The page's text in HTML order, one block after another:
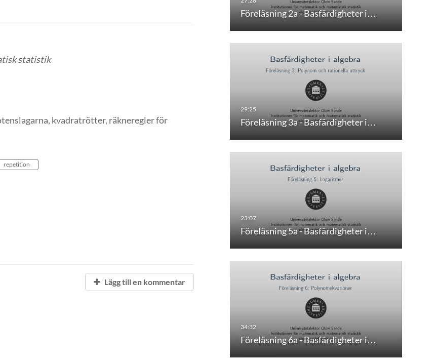
Föreläsning 2a - Basfärdigheter i…
Föreläsning 3a - Basfärdigheter i…
Föreläsning 5a - Basfärdigheter i…
Föreläsning 6a - Basfärdigheter i…
statistik
kvadratrötter, räkneregler för
repetition
Lägg till en kommentar